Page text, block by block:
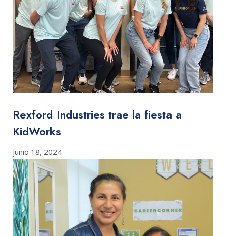
Rexford Industries trae la fiesta a
KidWorks
junio 18, 2024